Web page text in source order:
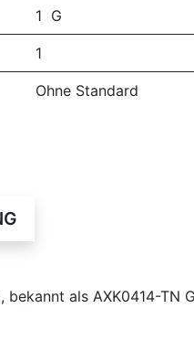
1 G
1
Ohne Standard
bekannt als AXK0414-TN